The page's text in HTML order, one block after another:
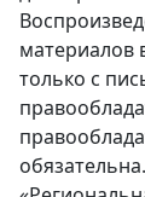
материалов
только с